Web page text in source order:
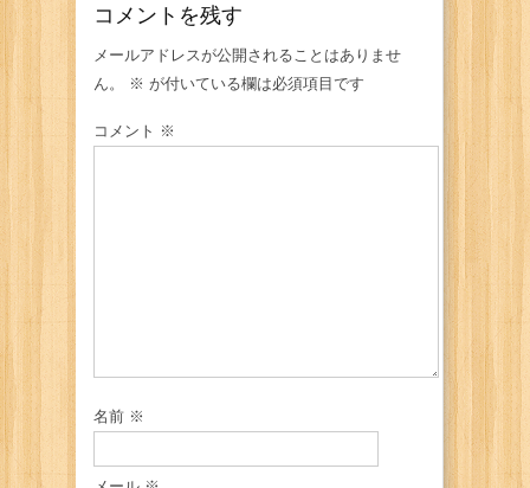
コメントを残す
メールアドレスが公開されることはありませ
ん。
※ が付いている欄は必須項目です
コメント ※
名前 ※